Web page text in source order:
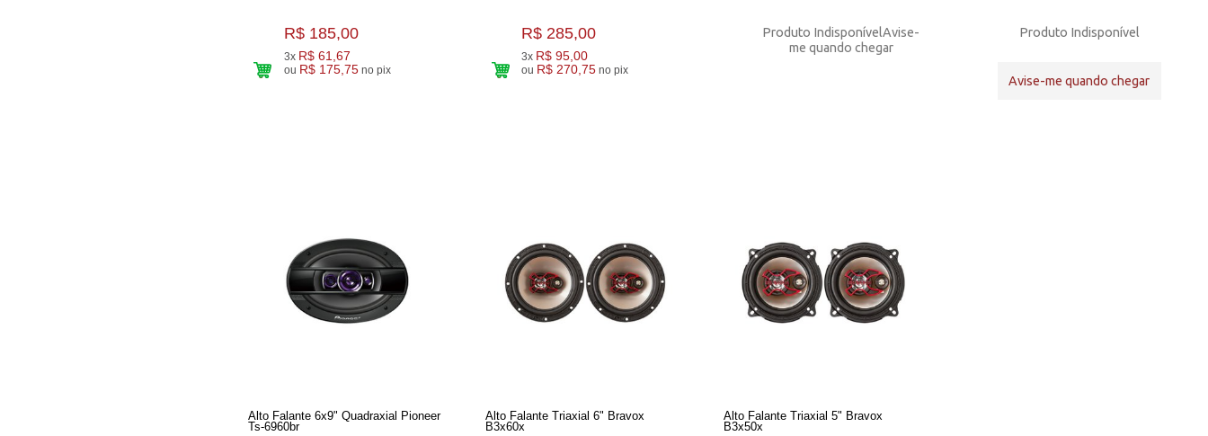
R$ 185,00
3x R$ 61,67
ou R$ 175,75 no pix
R$ 285,00
3x R$ 95,00
ou R$ 270,75 no pix
Produto IndisponívelAvise-
me quando chegar
Produto Indisponível
Avise-me quando chegar
Alto Falante 6x9" Quadraxial Pioneer
Ts-6960br
Alto Falante Triaxial 6" Bravox
B3x60x
Alto Falante Triaxial 5" Bravox
B3x50x